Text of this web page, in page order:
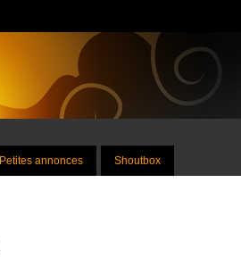
Petites annonces Shoutbox